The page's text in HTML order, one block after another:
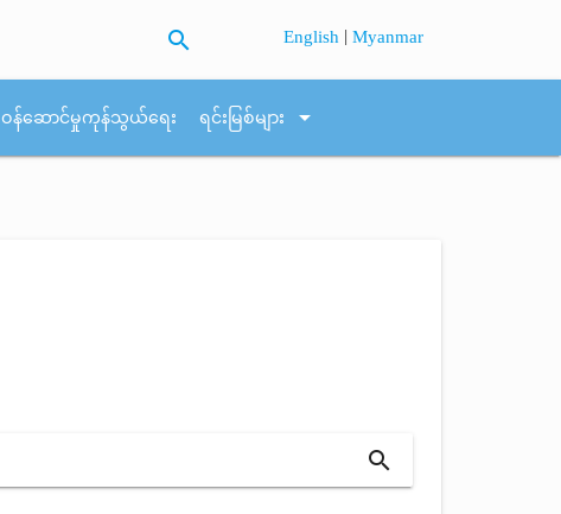
search English |Myanmar
ဝန်ဆောင်မှုကုန်သွယ်ရေး ရင်းမြစ်များ arrow_drop_down
search